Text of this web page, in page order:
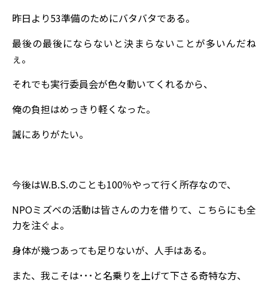
昨日より53準備のためにバタバタである。
最後の最後にならないと決まらないことが多いんだね
ぇ。
それでも実行委員会が色々動いてくれるから、
俺の負担はめっきり軽くなった。
誠にありがたい。
今後はW.B.S.のことも100％やって行く所存なので、
NPOミズベの活動は皆さんの力を借りて、こちらにも全
力を注ぐよ。
身体が幾つあっても足りないが、人手はある。
また、我こそは･･･と名乗りを上げて下さる奇特な方、